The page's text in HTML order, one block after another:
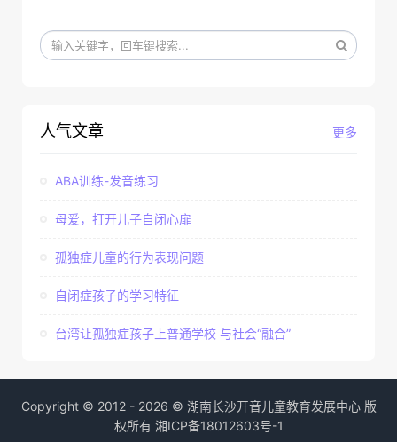
更多
人气文章
ABA训练-发音练习
母爱，打开儿子自闭心扉
孤独症儿童的行为表现问题
自闭症孩子的学习特征
台湾让孤独症孩子上普通学校 与社会“融合”
Copyright © 2012 - 2026 © 湖南长沙开音儿童教育发展中心 版
权所有 湘ICP备18012603号-1